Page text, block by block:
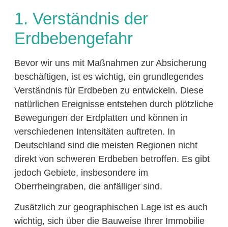
1. Verständnis der
Erdbebengefahr
Bevor wir uns mit Maßnahmen zur Absicherung
beschäftigen, ist es wichtig, ein grundlegendes
Verständnis für Erdbeben zu entwickeln. Diese
natürlichen Ereignisse entstehen durch plötzliche
Bewegungen der Erdplatten und können in
verschiedenen Intensitäten auftreten. In
Deutschland sind die meisten Regionen nicht
direkt von schweren Erdbeben betroffen. Es gibt
jedoch Gebiete, insbesondere im
Oberrheingraben, die anfälliger sind.
Zusätzlich zur geographischen Lage ist es auch
wichtig, sich über die Bauweise Ihrer Immobilie